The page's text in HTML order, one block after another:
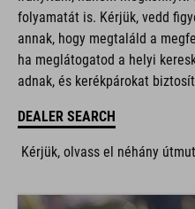
folyamatát is. Kérjük, vedd
annak, hogy megtaláld a
ha meglátogatod a helyi
adnak, és kerékpárokat
DEALER SEARCH
Kérjük, olvass el néhány